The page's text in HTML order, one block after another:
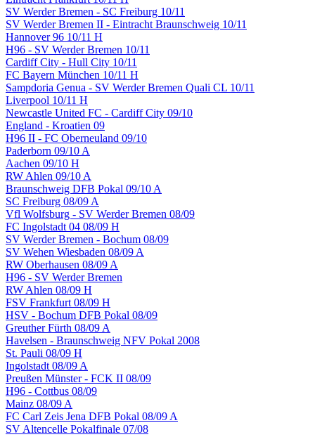
SV Werder Bremen - SC Freiburg 10/11
SV Werder Bremen II - Eintracht Braunschweig 10/11
Hannover 96 10/11 H
H96 - SV Werder Bremen 10/11
Cardiff City - Hull City 10/11
FC Bayern München 10/11 H
Sampdoria Genua - SV Werder Bremen Quali CL 10/11
Liverpool 10/11 H
Newcastle United FC - Cardiff City 09/10
England - Kroatien 09
H96 II - FC Oberneuland 09/10
Paderborn 09/10 A
Aachen 09/10 H
RW Ahlen 09/10 A
Braunschweig DFB Pokal 09/10 A
SC Freiburg 08/09 A
Vfl Wolfsburg - SV Werder Bremen 08/09
FC Ingolstadt 04 08/09 H
SV Werder Bremen - Bochum 08/09
SV Wehen Wiesbaden 08/09 A
RW Oberhausen 08/09 A
H96 - SV Werder Bremen
RW Ahlen 08/09 H
FSV Frankfurt 08/09 H
HSV - Bochum DFB Pokal 08/09
Greuther Fürth 08/09 A
Havelsen - Braunschweig NFV Pokal 2008
St. Pauli 08/09 H
Ingolstadt 08/09 A
Preußen Münster - FCK II 08/09
H96 - Cottbus 08/09
Mainz 08/09 A
FC Carl Zeis Jena DFB Pokal 08/09 A
SV Altencelle Pokalfinale 07/08